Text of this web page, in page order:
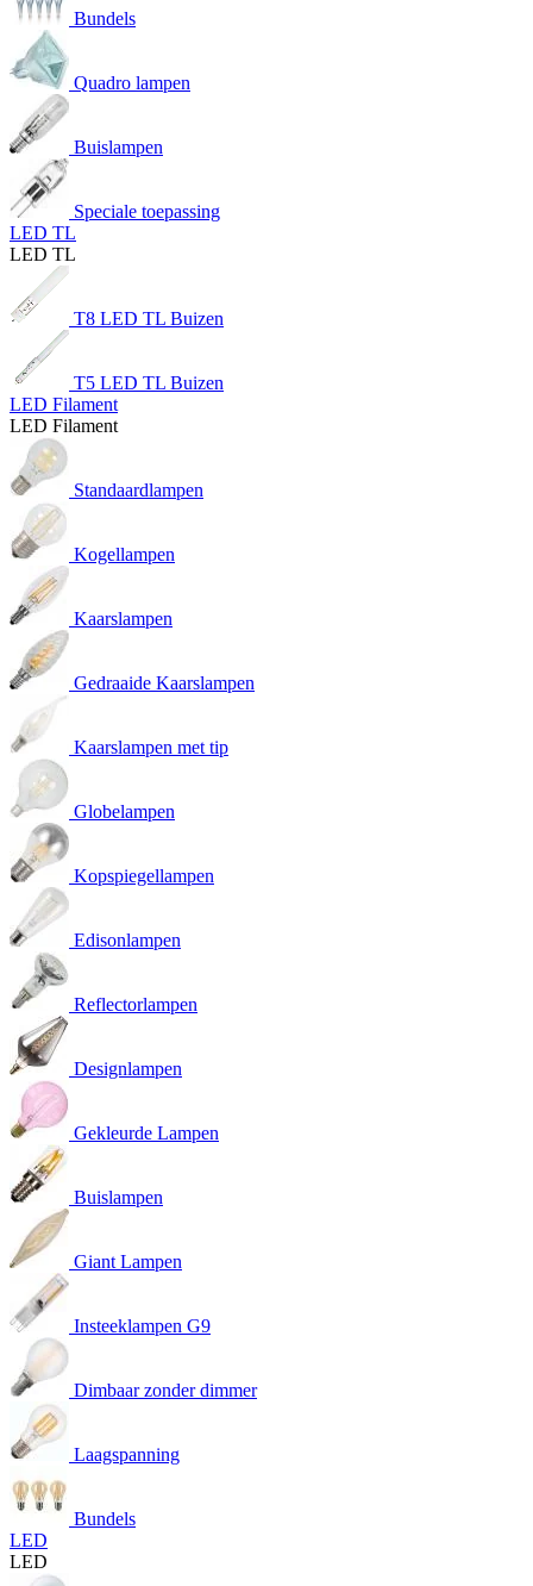
Bundels
Quadro lampen
Buislampen
Speciale toepassing
LED TL
LED TL
T8 LED TL Buizen
T5 LED TL Buizen
LED Filament
LED Filament
Standaardlampen
Kogellampen
Kaarslampen
Gedraaide Kaarslampen
Kaarslampen met tip
Globelampen
Kopspiegellampen
Edisonlampen
Reflectorlampen
Designlampen
Gekleurde Lampen
Buislampen
Giant Lampen
Insteeklampen G9
Dimbaar zonder dimmer
Laagspanning
Bundels
LED
LED